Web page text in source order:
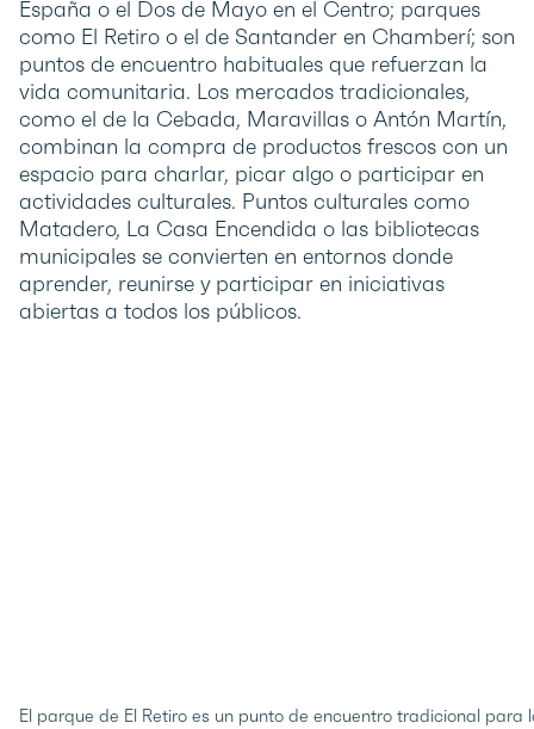
España o el Dos de Mayo en el Centro; parques
como El Retiro o el de Santander en Chamberí; son
puntos de encuentro habituales que refuerzan la
vida comunitaria. Los mercados tradicionales,
como el de la Cebada, Maravillas o Antón Martín,
combinan la compra de productos frescos con un
espacio para charlar, picar algo o participar en
actividades culturales. Puntos culturales como
Matadero, La Casa Encendida o las bibliotecas
municipales se convierten en entornos donde
aprender, reunirse y participar en iniciativas
abiertas a todos los públicos.
El parque de El Retiro es un punto de encuentro tradicional